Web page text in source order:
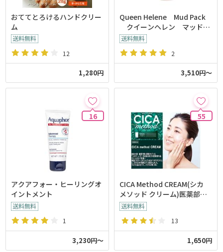
おててとろけるハンドクリー
ム
12
1,280円
Queen Helene Mud Pack
クイーンヘレン マッドパ
ック
2
3,510円～
16
アクアフォー・ヒーリングオ
イントメント
1
3,230円～
55
CICA Method CREAM(シカ
メソッド クリーム)医薬部外
品
13
1,650円